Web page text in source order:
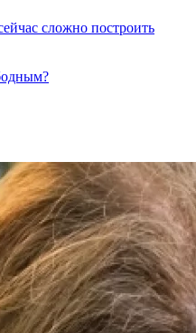
сложно построить